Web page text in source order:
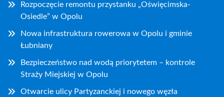
Rozpoczęcie remontu przystanku „Oświęcimska-
Osiedle” w Opolu
Nowa infrastruktura rowerowa w Opolu i gminie
Łubniany
Bezpieczeństwo nad wodą priorytetem – kontrole
Straży Miejskiej w Opolu
Otwarcie ulicy Partyzanckiej i nowego węzła